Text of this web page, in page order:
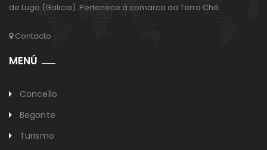
de Lugo (Galicia). Pertenece á comarca da Terra Chá.
Contacto
MENÚ
Concello
Begonte
Turismo